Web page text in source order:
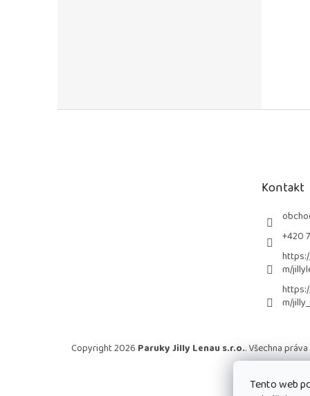
Tento web
Kontakt
+420
m/
m/
Copyright 2026 Paruky Jilly Lenau s.r.o.. Všechna